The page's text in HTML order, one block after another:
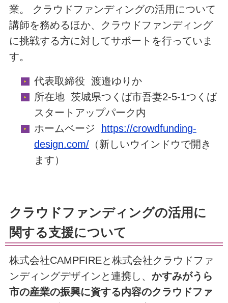
業。 クラウドファンディングの活用について
講師を務めるほか、クラウドファンディング
に挑戦する方に対してサポートを行っていま
す。
代表取締役 渡邉ゆりか
所在地 茨城県つくば市吾妻2-5-1つくば
スタートアップパーク内
ホームページ https://crowdfunding-
design.com/（新しいウインドウで開き
ます）
クラウドファンディングの活用に
関する支援について
株式会社CAMPFIREと株式会社クラウドファ
ンディングデザインと連携し、 かすみがうら
市の産業の振興に資する内容のクラウドファ